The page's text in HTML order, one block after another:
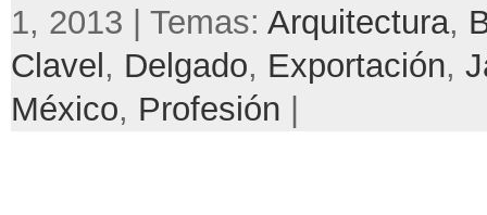
1, 2013 | Temas: Arquitectura,
Clavel , Delgado, Exportación,
México, Profesión